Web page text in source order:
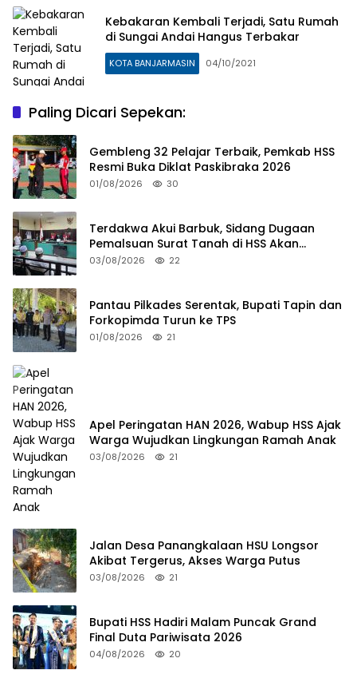
Kebakaran Kembali Terjadi, Satu Rumah
di Sungai Andai Hangus Terbakar
KOTA BANJARMASIN 04/10/2021
Paling Dicari Sepekan:
Gembleng 32 Pelajar Terbaik, Pemkab HSS
Resmi Buka Diklat Paskibraka 2026
01/08/2026 30
Terdakwa Akui Barbuk, Sidang Dugaan
Pemalsuan Surat Tanah di HSS Akan
Berlanjut Tuntutan JPU
03/08/2026 22
Pantau Pilkades Serentak, Bupati Tapin dan
Forkopimda Turun ke TPS
01/08/2026 21
Apel Peringatan HAN 2026, Wabup HSS Ajak
Warga Wujudkan Lingkungan Ramah Anak
03/08/2026 21
Jalan Desa Panangkalaan HSU Longsor
Akibat Tergerus, Akses Warga Putus
03/08/2026 21
Bupati HSS Hadiri Malam Puncak Grand
Final Duta Pariwisata 2026
04/08/2026 20